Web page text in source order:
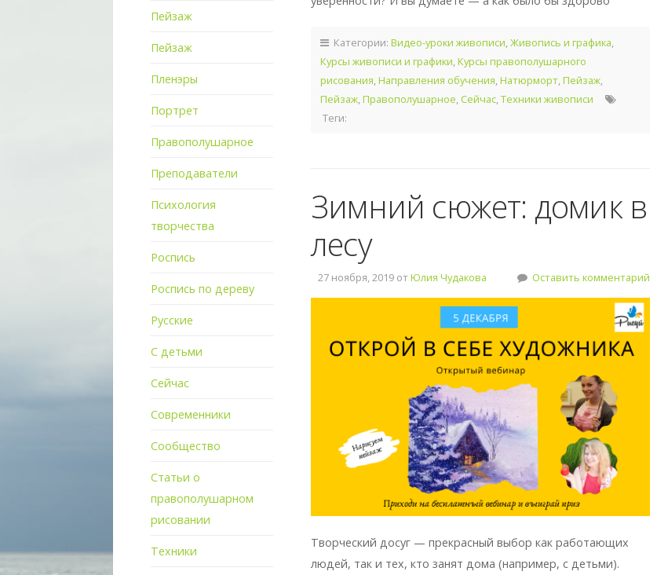
Пейзаж
Пейзаж
Пленэры
Портрет
Правополушарное
Преподаватели
Психология
творчества
Роспись
Роспись по дереву
Русские
С детьми
Сейчас
Современники
Сообщество
Статьи о
правополушарном
рисовании
Техники
Категории: Видео-уроки живописи,Живопись и графика,
Курсы живописи и графики,Курсы правополушарного
рисования,Направления обучения,Натюрморт,Пейзаж,
Пейзаж,Правополушарное,Сейчас,Техники живописи
Теги:
Зимний сюжет: домик в
лесу
27 ноября, 2019 от Юлия Чудакова Оставить комментарий
Творческий досуг — прекрасный выбор как работающих
людей, так и тех, кто занят дома (например, с детьми).